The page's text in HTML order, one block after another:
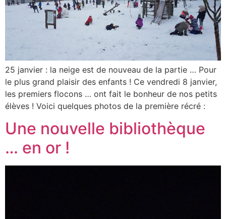
25 janvier : la neige est de nouveau de la partie … Pour
le plus grand plaisir des enfants ! Ce vendredi 8 janvier,
les premiers flocons … ont fait le bonheur de nos petits
élèves ! Voici quelques photos de la première récré :
Une nouvelle bibliothèque
… en or !